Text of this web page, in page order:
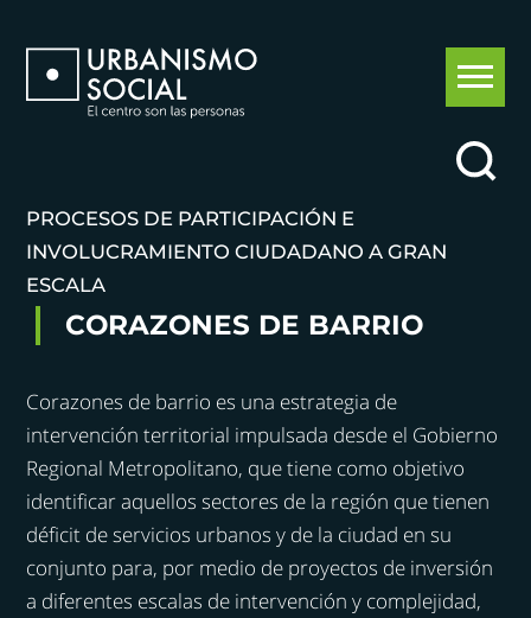
PROCESOS DE PARTICIPACIÓN E
INVOLUCRAMIENTO CIUDADANO A GRAN
ESCALA
CORAZONES DE BARRIO
Corazones de barrio es una estrategia de
intervención territorial impulsada desde el Gobierno
Regional Metropolitano, que tiene como objetivo
identificar aquellos sectores de la región que tienen
déficit de servicios urbanos y de la ciudad en su
conjunto para, por medio de proyectos de inversión
a diferentes escalas de intervención y complejidad,